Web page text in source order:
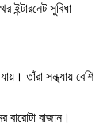
সুবিধা
তাঁরা সন্ধ্যায় বেশি
বাজান।